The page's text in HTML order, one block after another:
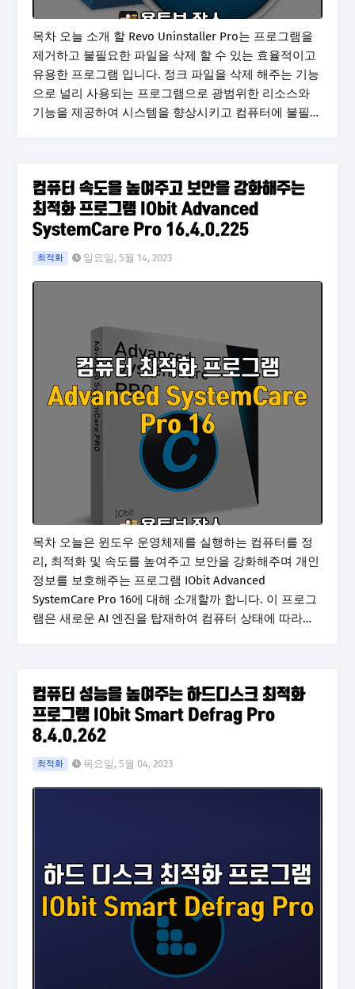
목차 오늘 소개 할 Revo Uninstaller Pro는 프로그램을
제거하고 불필요한 파일을 삭제 할 수 있는 효율적이고
유용한 프로그램 입니다. 정크 파일을 삭제 해주는 기능
으로 널리 사용되는 프로그램으로 광범위한 리소스와
기능을 제공하여 시스템을 향상시키고 컴퓨터에 불필…
컴퓨터 속도을 높여주고 보안을 강화해주는
최적화 프로그램 IObit Advanced
SystemCare Pro 16.4.0.225
최적화 일요일, 5월 14, 2023
목차 오늘은 윈도우 운영체제를 실행하는 컴퓨터를 정
리, 최적화 및 속도를 높여주고 보안을 강화해주며 개인
정보를 보호해주는 프로그램 IObit Advanced
SystemCare Pro 16에 대해 소개할까 합니다. 이 프로그
램은 새로운 AI 엔진을 탑재하여 컴퓨터 상태에 따라…
컴퓨터 성능을 높여주는 하드디스크 최적화
프로그램 IObit Smart Defrag Pro
8.4.0.262
최적화 목요일, 5월 04, 2023